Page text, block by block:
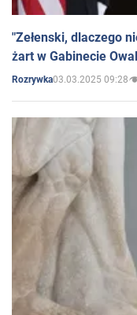
"Zełenski, dlaczego
żart w Gabinecie
Rozrywka03.03.2025 09:28